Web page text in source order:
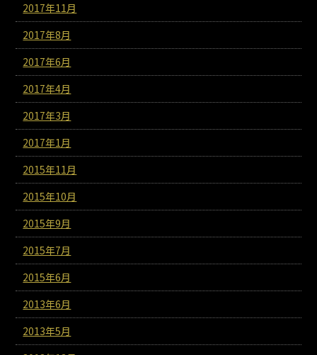
2017年11月
2017年8月
2017年6月
2017年4月
2017年3月
2017年1月
2015年11月
2015年10月
2015年9月
2015年7月
2015年6月
2013年6月
2013年5月